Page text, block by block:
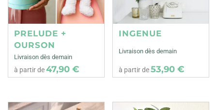
PRELUDE +
OURSON
Livraison dès demain
à partir de47,90 €
INGENUE
Livraison dès demain
à partir de53,90 €